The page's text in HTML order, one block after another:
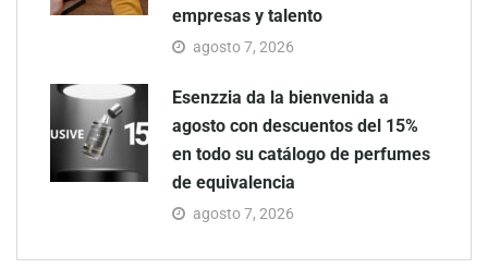
empresas y talento
agosto 7, 2026
Esenzzia da la bienvenida a
agosto con descuentos del 15%
en todo su catálogo de perfumes
de equivalencia
agosto 7, 2026